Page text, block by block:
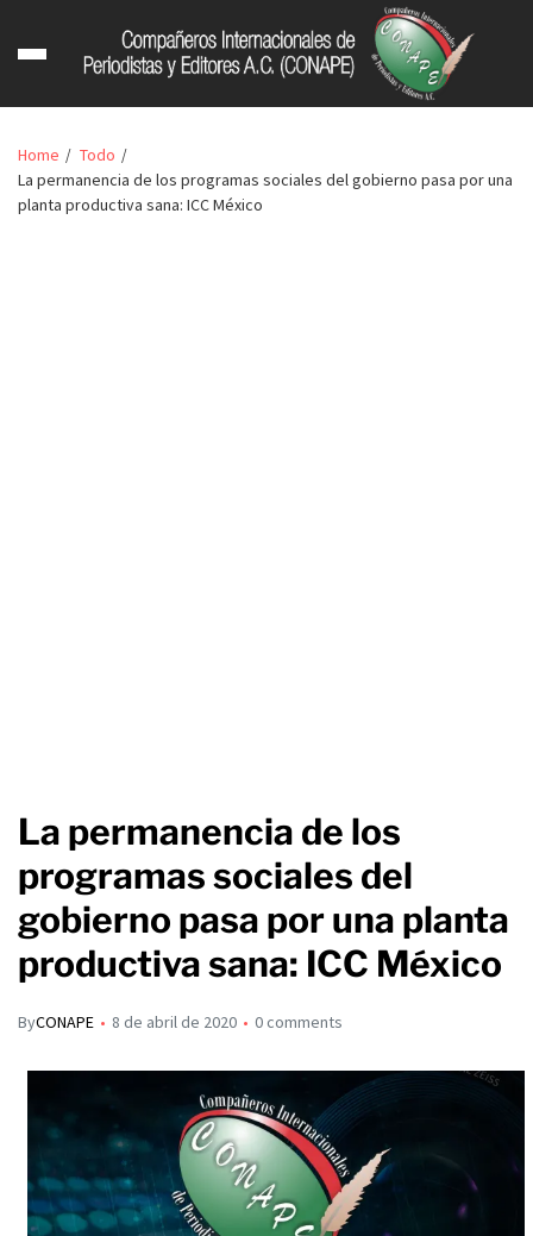
Home
Todo
La permanencia de los programas sociales del gobierno pasa por una
planta productiva sana: ICC México
La permanencia de los
programas sociales del
gobierno pasa por una planta
productiva sana: ICC México
ByCONAPE 8 de abril de 2020 0 comments